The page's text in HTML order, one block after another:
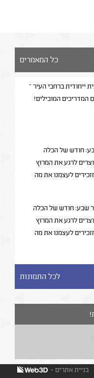
כל המאמרים
ייחודית ברחבי העיר –
המדריכים המובילים!
חודש של הכלה
לרגע את המרוץ
לעצמנו את מה
שבע: חודש של הכלה
לרגע את המרוץ
לעצמנו את מה
לכל התמונות
בניית אתרים -